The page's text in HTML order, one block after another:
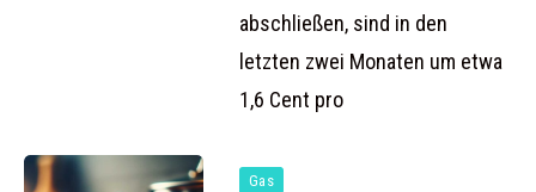
abschließen, sind in den
letzten zwei Monaten um etwa
1,6 Cent pro
Gas